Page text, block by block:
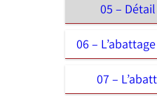
05 –
06 –
07 –